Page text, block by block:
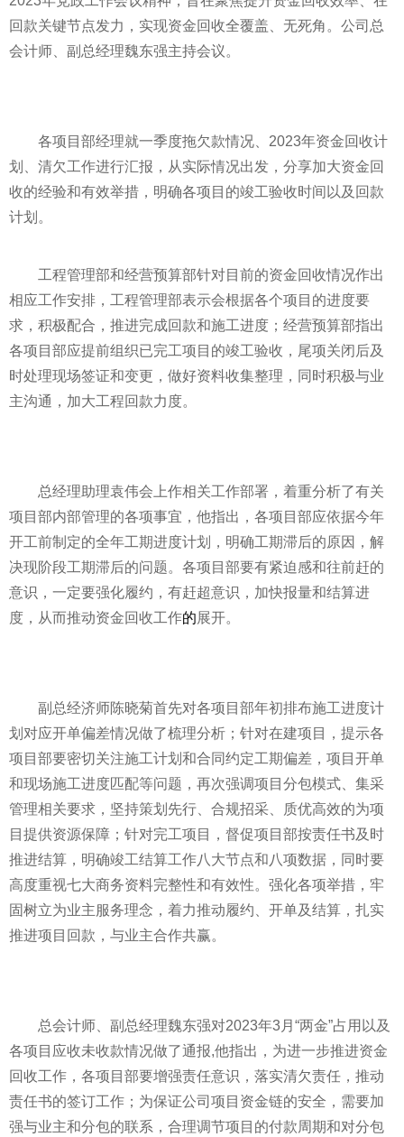
回款关键节点发力，实现资金回收全覆盖、无死角。公司总
会计师、副总经理魏东强主持会议。
各项目部经理就一季度拖欠款情况、2023年资金回收计
划、清欠工作进行汇报，从实际情况出发，分享加大资金回
收的经验和有效举措，明确各项目的竣工验收时间以及回款
计划。
工程管理部和经营预算部针对目前的资金回收情况作出
相应工作安排，工程管理部表示会根据各个项目的进度要
求，积极配合，推进完成回款和施工进度；经营预算部指出
各项目部应提前组织已完工项目的竣工验收，尾项关闭后及
时处理现场签证和变更，做好资料收集整理，同时积极与业
主沟通，加大工程回款力度。
总经理助理袁伟会上作相关工作部署，着重分析了有关
项目部内部管理的各项事宜，他指出，各项目部应依据今年
开工前制定的全年工期进度计划，明确工期滞后的原因，解
决现阶段工期滞后的问题。各项目部要有紧迫感和往前赶的
意识，一定要强化履约，有赶超意识，加快报量和结算进
度，从而推动资金回收工作的展开。
副总经济师陈晓菊首先对各项目部年初排布施工进度计
划对应开单偏差情况做了梳理分析；针对在建项目，提示各
项目部要密切关注施工计划和合同约定工期偏差，项目开单
和现场施工进度匹配等问题，再次强调项目分包模式、集采
管理相关要求，坚持策划先行、合规招采、质优高效的为项
目提供资源保障；针对完工项目，督促项目部按责任书及时
推进结算，明确竣工结算工作八大节点和八项数据，同时要
高度重视七大商务资料完整性和有效性。强化各项举措，牢
固树立为业主服务理念，着力推动履约、开单及结算，扎实
推进项目回款，与业主合作共赢。
总会计师、副总经理魏东强对2023年3月“两金”占用以及
各项目应收未收款情况做了通报,他指出，为进一步推进资金
回收工作，各项目部要增强责任意识， 落实清欠责任，推动
责任书的签订工作；为保证公司项目资金链的安全，需要加
强与业主和分包的联系，合理调节项目的付款周期和对分包